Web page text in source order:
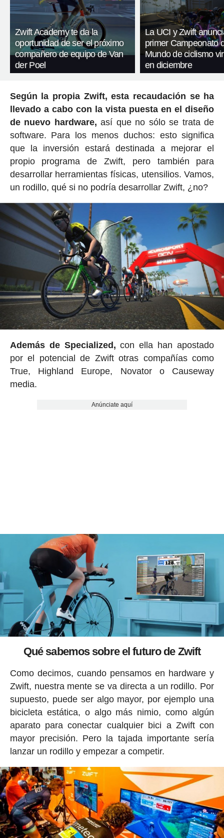
Zwift Academy te da la
oportunidad de ser el próximo
compañero de equipo de Van
der Poel
La UCI y Zwift
primer Campeonato
Mundo de ciclismo
en diciembre
Según la propia Zwift, esta recaudación se ha
llevado a cabo con la vista puesta en el diseño
de nuevo hardware, así que no sólo se trata de
software. Para los menos duchos: esto significa
que la inversión estará destinada a mejorar el
propio programa de Zwift, pero también para
desarrollar herramientas físicas, utensilios. Vamos,
un rodillo, qué si no podría desarrollar Zwift, ¿no?
Además de Specialized, con ella han apostado
por el potencial de Zwift otras compañías como
True, Highland Europe, Novator o Causeway
media.
Anúnciate aquí
Qué sabemos sobre el futuro de Zwift
Como decimos, cuando pensamos en hardware y
Zwift, nuestra mente se va directa a un rodillo. Por
supuesto, puede ser algo mayor, por ejemplo una
bicicleta estática, o algo más nimio, como algún
aparato para conectar cualquier bici a Zwift con
mayor precisión. Pero la tajada importante sería
lanzar un rodillo y empezar a competir.